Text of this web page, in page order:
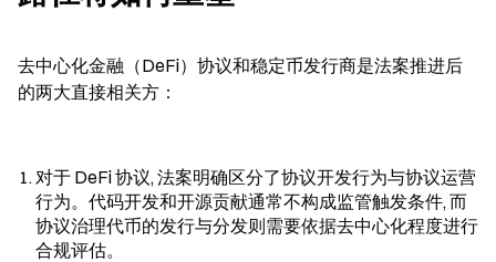
去中心化金融（DeFi）协议和稳定币发行商是法案推进后
的两大直接相关方：
对于 DeFi 协议, 法案明确区分了协议开发行为与协议运营
行为。代码开发和开源贡献通常不构成监管触发条件, 而
协议治理代币的发行与分发则需要依据去中心化程度进行
合规评估。